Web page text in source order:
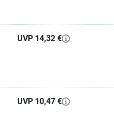
UVP 14,32 €
UVP 10,47 €